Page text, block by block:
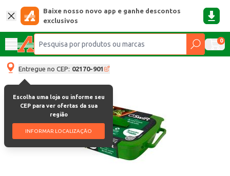
Baixe nosso novo app e ganhe descontos
exclusivos
0
Entregue no CEP: 02170-901
Escolha uma loja ou informe seu
CEP para ver ofertas da sua
região
INFORMAR LOCALIZAÇÃO